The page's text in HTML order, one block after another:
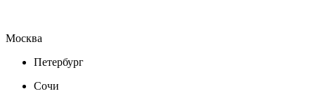
Москва
Петербург
Сочи